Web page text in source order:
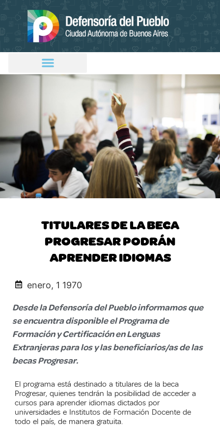
TITULARES DE LA BECA
PROGRESAR PODRÁN
APRENDER IDIOMAS
enero, 1 1970
Desde la Defensoría del Pueblo informamos que
se encuentra disponible el Programa de
Formación y Certificación en Lenguas
Extranjeras para los y las beneficiarios/as de las
becas Progresar.
El programa está destinado a titulares de la beca
Progresar, quienes tendrán la posibilidad de acceder a
cursos para aprender idiomas dictados por
universidades e Institutos de Formación Docente de
todo el país, de manera gratuita.